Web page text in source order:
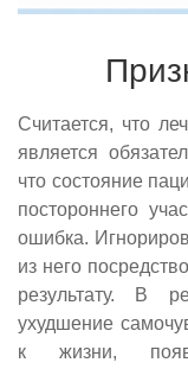
Считается, что
является
что состояние
постороннего
ошибка.
из него
результату. В
ухудшение
к жизни,